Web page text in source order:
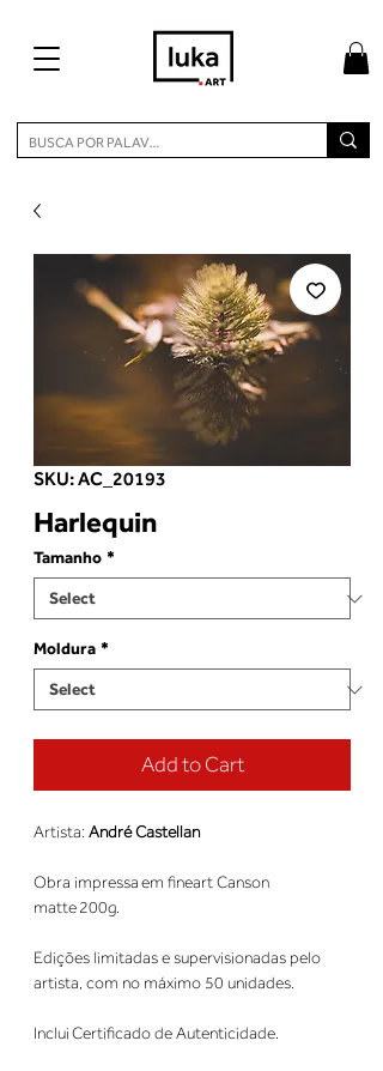
SKU: AC_20193
Harlequin
Tamanho *
Moldura *
Add to Cart
Artista: André Castellan
Obra impressa em fineart Canson
matte 200g.
Edições limitadas e supervisionadas pelo
artista, com no máximo 50 unidades.
Inclui Certificado de Autenticidade.